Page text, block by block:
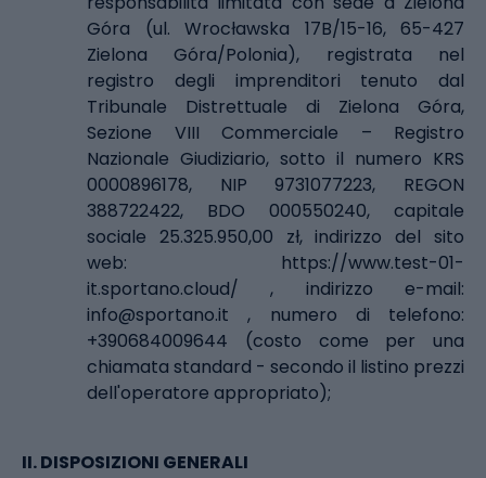
Góra (ul. Wrocławska 17B/15-16, 65-427
Zielona Góra/Polonia), registrata nel
registro degli imprenditori tenuto dal
Tribunale Distrettuale di Zielona Góra,
Sezione VIII Commerciale – Registro
Nazionale Giudiziario, sotto il numero KRS
0000896178, NIP 9731077223, REGON
388722422, BDO 000550240, capitale
sociale 25.325.950,00 zł, indirizzo del sito
web: https://www.test-01-
it.sportano.cloud/ , indirizzo e-mail:
info@sportano.it , numero di telefono:
+390684009644 (costo come per una
chiamata standard - secondo il listino prezzi
dell'operatore appropriato);
II.DISPOSIZIONI GENERALI